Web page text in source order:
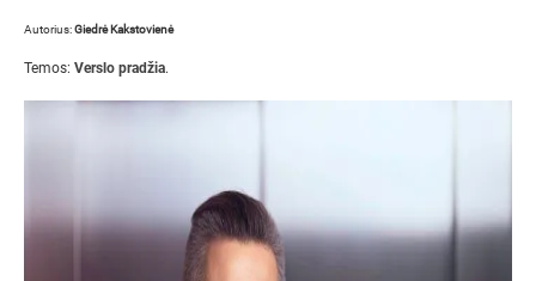
Autorius:Giedrė Kakstovienė
Temos: Verslo pradžia.